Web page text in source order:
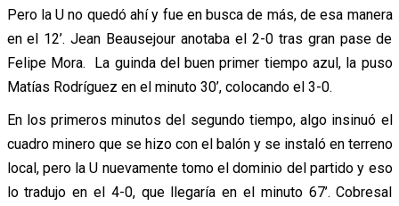
Pero la U no quedó ahí y fue en busca de más, de esa manera
en el 12’. Jean Beausejour anotaba el 2-0 tras gran pase de
Felipe Mora. La guinda del buen primer tiempo azul, la puso
Matías Rodríguez en el minuto 30’, colocando el 3-0.
En los primeros minutos del segundo tiempo, algo insinuó el
cuadro minero que se hizo con el balón y se instaló en terreno
local, pero la U nuevamente tomo el dominio del partido y eso
lo tradujo en el 4-0, que llegaría en el minuto 67’. Cobresal